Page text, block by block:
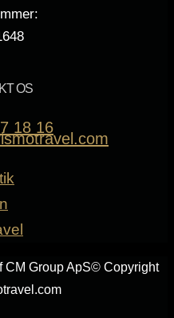
OS
18 16
CM Group ApS© Copyright